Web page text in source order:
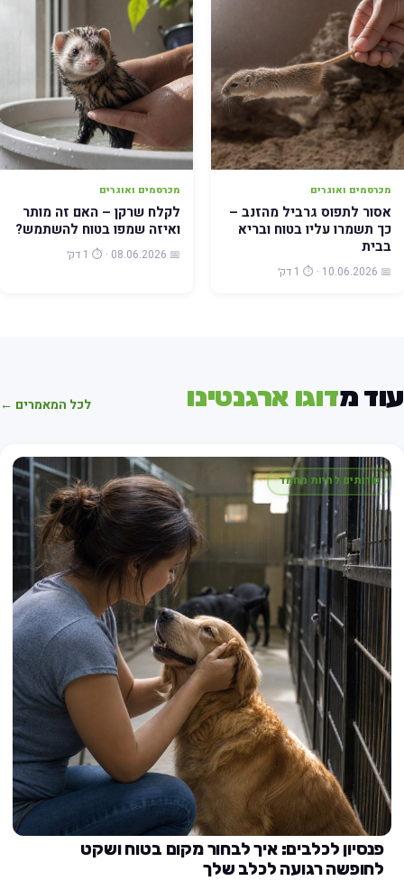
מכרסמים ואוגרים
אסור לתפוס גרביל מהזנב –
כך תשמרו עליו בטוח ובריא
בבית
📅 10.06.2026 · ⏱️ 1 דק׳
מכרסמים ואוגרים
לקלח שרקן – האם זה מותר
ואיזה שמפו בטוח להשתמש?
📅 08.06.2026 · ⏱️ 1 דק׳
מדוגו ארגנטינו לכל המאמרים ←
שרותים לחיות מחמד
פנסיון לכלבים: איך לבחור מקום בטוח ושקט
לחופשה רגועה לכלב שלך